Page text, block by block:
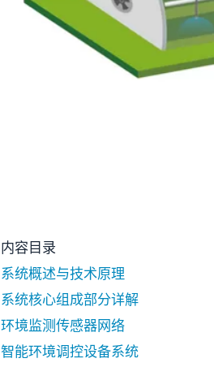
内容目录
系统概述与技术原理
系统核心组成部分详解
环境监测传感器网络
智能环境调控设备系统